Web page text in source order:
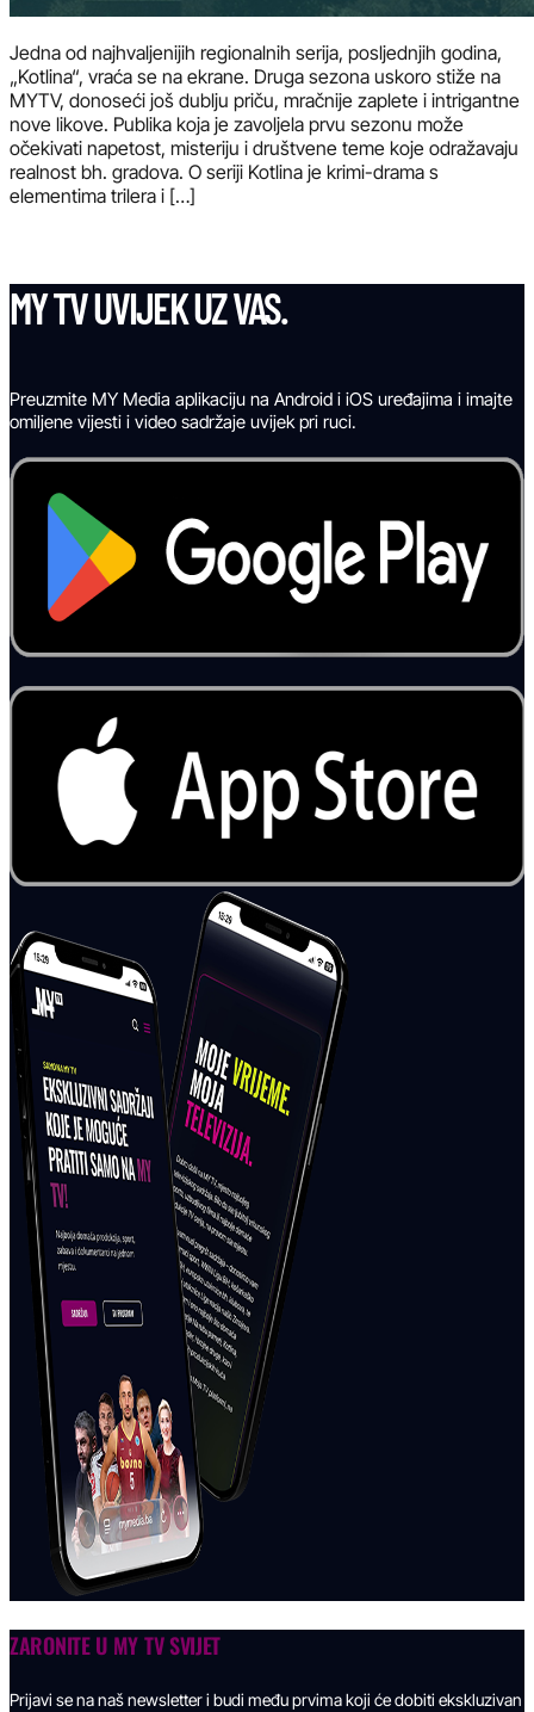
Jedna od najhvaljenijih regionalnih serija, posljednjih godina,
„Kotlina“, vraća se na ekrane. Druga sezona uskoro stiže na
MYTV, donoseći još dublju priču, mračnije zaplete i intrigantne
nove likove. Publika koja je zavoljela prvu sezonu može
očekivati napetost, misteriju i društvene teme koje odražavaju
realnost bh. gradova. O seriji Kotlina je krimi-drama s
elementima trilera i […]
MY TV UVIJEK UZ VAS.
Preuzmite MY Media aplikaciju na Android i iOS uređajima i imajte
omiljene vijesti i video sadržaje uvijek pri ruci.
ZARONITE U MY TV SVIJET
Prijavi se na naš newsletter i budi među prvima koji će dobiti ekskluzivan